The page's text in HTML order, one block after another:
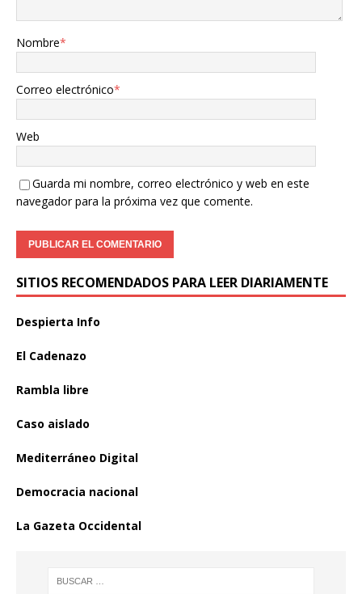
Nombre*
Correo electrónico*
Web
Guarda mi nombre, correo electrónico y web en este
navegador para la próxima vez que comente.
SITIOS RECOMENDADOS PARA LEER DIARIAMENTE
Despierta Info
El Cadenazo
Rambla libre
Caso aislado
Mediterráneo Digital
Democracia nacional
La Gazeta Occidental